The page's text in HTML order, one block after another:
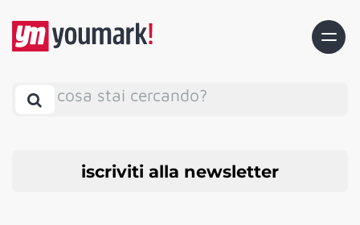
cosa stai cercando?
iscriviti alla newsletter